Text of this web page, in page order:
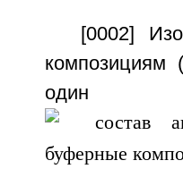
[0002]
композициям
один